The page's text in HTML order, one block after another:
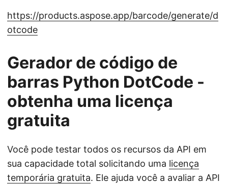
https://products.aspose.app/barcode/generate/d
otcode
Gerador de código de
barras Python DotCode -
obtenha uma licença
gratuita
Você pode testar todos os recursos da API em
sua capacidade total solicitando uma licença
temporária gratuita. Ele ajuda você a avaliar a API